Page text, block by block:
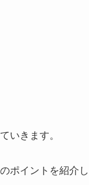
いきます。
ポイントを紹介し